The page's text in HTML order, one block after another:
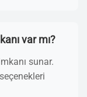
var mı?
sunar.